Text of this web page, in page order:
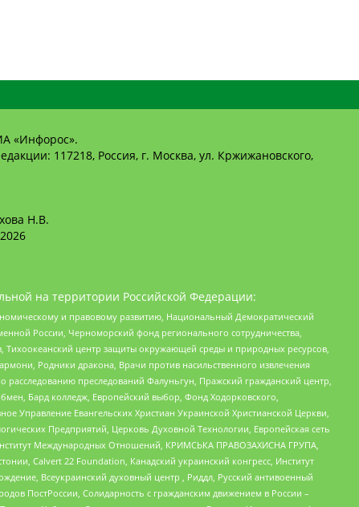
«Инфорос».
117218, Россия, г. Москва, ул. Кржижановского,
Н.В.
2026
на территории Российской Федерации:
и правовому развитию, Национальный Демократический
России, Черноморский фонд регионального сотрудничества,
центр защиты окружающей среды и природных ресурсов,
Родники дракона, Врачи против насильственного извлечения
преследований Фалуньгун, Пражский гражданский центр,
Бард колледж, Европейский выбор, Фонд Ходорковского,
Управление Евангельских Христиан Украинской Христианской Церкви,
Предприятий, Церковь Духовной Технологии, Европейская сеть
Международных Отношений, КРИМСЬКА ПРАВОЗАХИСНА ГРУПА,
Calvert 22 Foundation, Канадский украинский конгресс, Институт
Всеукраинский духовный центр , Риддл, Русский антивоенный
ПостРоссии, Солидарность с гражданским движением в России –